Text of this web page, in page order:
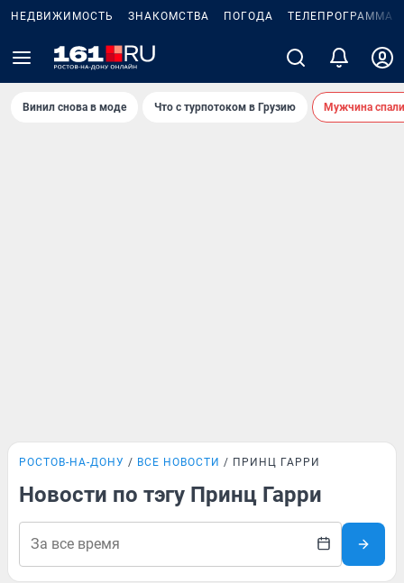
НЕДВИЖИМОСТЬ ЗНАКОМСТВА ПОГОДА ТЕЛЕПРОГРАММА
Винил снова в моде Что с турпотоком в Грузию Мужчина
РОСТОВ-НА-ДОНУ ВСЕ НОВОСТИ ПРИНЦ ГАРРИ
Новости по тэгу Принц Гарри